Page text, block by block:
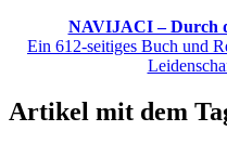
NAVIJACI – Durch
Ein 612-seitiges Buch und
Artikel mit dem